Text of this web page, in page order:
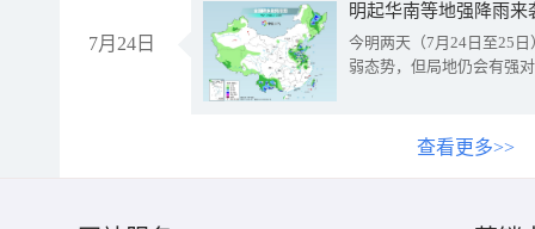
7月24日
明起华南等地强降雨
今明两天（7月24日至25
弱态势，但局地仍会有强
查看更多>>